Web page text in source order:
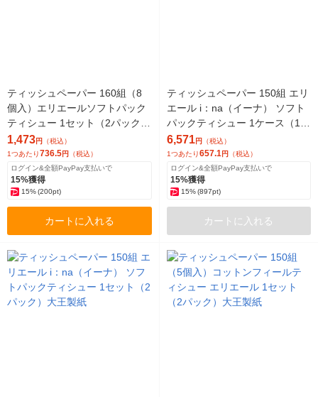
ティッシュペーパー 160組（8
個入）エリエールソフトパック
ティシュー 1セット（2パック）
大王製紙
1,473円 （税込）
1つあたり736.5円 （税込）
ログイン&全額PayPay支払いで
15%獲得
15%(200pt)
カートに入れる
ティッシュペーパー 150組 エリ
エール i：na（イーナ） ソフト
パックティシュー 1ケース（10
パック） 大王製紙
6,571円 （税込）
1つあたり657.1 円 （税込）
ログイン&全額PayPay支払いで
15%獲得
15% (897pt)
カートに入れる